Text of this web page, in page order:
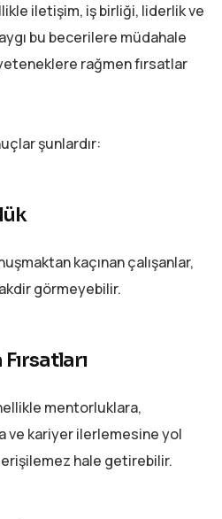
iletişim, iş birliği, liderlik ve
bu becerilere müdahale
rağmen fırsatlar
şunlardır:
kaçınan çalışanlar,
görmeyebilir.
Fırsatları
mentorluklara,
ve kariyer ilerlemesine yol
erişilemez hale getirebilir.